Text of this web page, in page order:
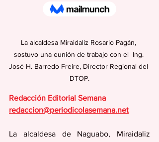
La alcaldesa Miraidaliz Rosario Pagán,
sostuvo una eunión de trabajo con el  Ing.
José H. Barredo Freire, Director Regional del
DTOP.
Redacción Editorial Semana
redaccion@periodicolasemana.net
La alcaldesa de Naguabo, Miraidaliz